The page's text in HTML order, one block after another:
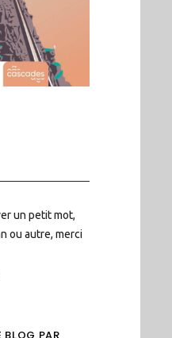
un petit mot,
ou autre, merci